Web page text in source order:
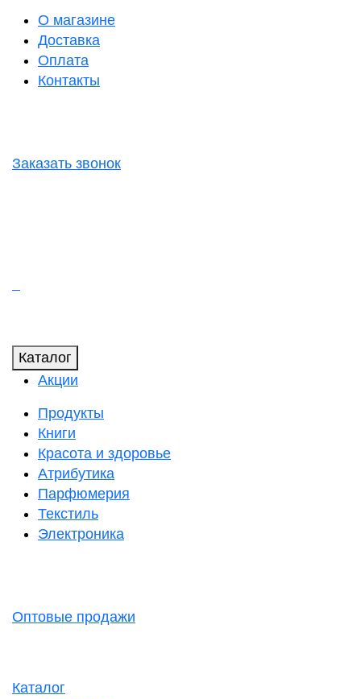
О магазине
Доставка
Оплата
Контакты
Заказать звонок
Каталог
Акции
Продукты
Книги
Красота и здоровье
Атрибутика
Парфюмерия
Текстиль
Электроника
Оптовые продажи
Каталог